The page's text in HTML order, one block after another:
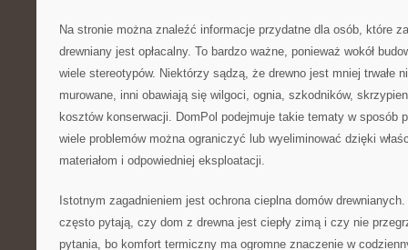
Na stronie można znaleźć informacje przydatne dla osób, które
drewniany jest opłacalny. To bardzo ważne, ponieważ wokół
wiele stereotypów. Niektórzy sądzą, że drewno jest mniej trwałe
murowane, inni obawiają się wilgoci, ognia, szkodników,
kosztów konserwacji. DomPol podejmuje takie tematy w sposób
wiele problemów można ograniczyć lub wyeliminować dzięki
materiałom i odpowiedniej eksploatacji.
Istotnym zagadnieniem jest ochrona cieplna domów
często pytają, czy dom z drewna jest ciepły zimą i czy nie
pytania, bo komfort termiczny ma ogromne znaczenie w